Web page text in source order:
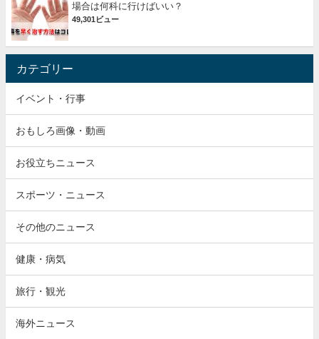
場合は何科に行けばいい？
49,301ビュー
カテゴリー
イベント・行事
おもしろ画像・動画
お役立ちニュース
スポーツ・ニュース
その他のニュース
健康・病気
旅行・観光
海外ニュース